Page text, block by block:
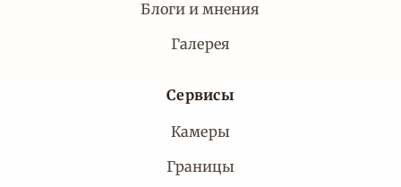
Блоги и мнения
Галерея
Сервисы
Камеры
Границы